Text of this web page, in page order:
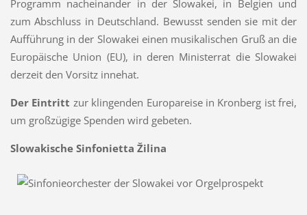
Programm nacheinander in der Slowakei, in Belgien und
zum Abschluss in Deutschland. Bewusst senden sie mit der
Aufführung in der Slowakei einen musikalischen Gruß an die
Europäische Union (EU), in deren Ministerrat die Slowakei
derzeit den Vorsitz innehat.
Der Eintritt zur klingenden Europareise in Kronberg ist frei,
um großzügige Spenden wird gebeten.
Slowakische Sinfonietta Žilina